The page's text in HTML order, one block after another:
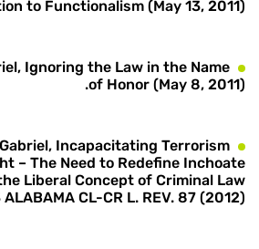
to Functionalism (May 13, 2011).
Ignoring the Law in the Name
of Honor (May 8, 2011).
Incapacitating Terrorism
– The Need to Redefine Inchoate
Liberal Concept of Criminal Law
CL-CR L. REV. 87 (2012)